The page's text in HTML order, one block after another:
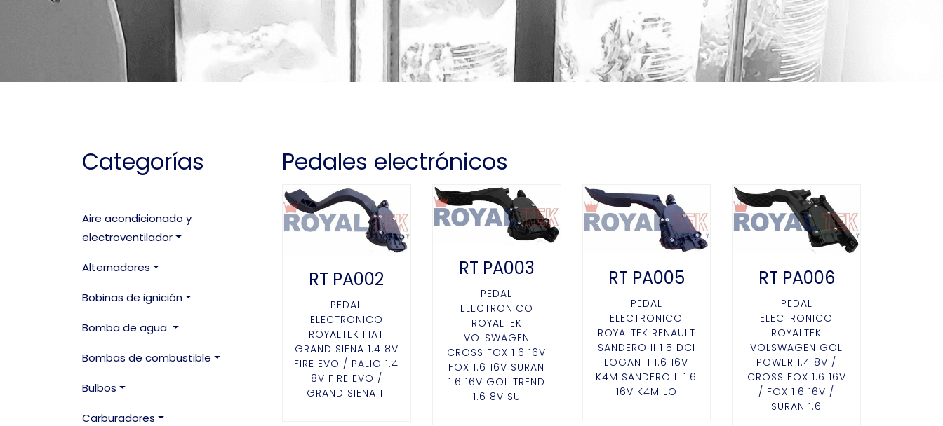
Categorías
Aire acondicionado y
electroventilador
Alternadores
Bobinas de ignición
Bomba de agua
Bombas de combustible
Bulbos
Carburadores
Pedales electrónicos
RT PA002
PEDAL
ELECTRONICO
ROYALTEK FIAT
GRAND SIENA 1.4 8V
FIRE EVO / PALIO 1.4
8V FIRE EVO /
GRAND SIENA 1.
RT PA003
PEDAL
ELECTRONICO
ROYALTEK
VOLSWAGEN
CROSS FOX 1.6 16V
FOX 1.6 16V SURAN
1.6 16V GOL TREND
1.6 8V SU
RT PA005
PEDAL
ELECTRONICO
ROYALTEK RENAULT
SANDERO II 1.5 DCI
LOGAN II 1.6 16V
K4M SANDERO II 1.6
16V K4M LO
RT PA006
PEDAL
ELECTRONICO
ROYALTEK
VOLSWAGEN GOL
POWER 1.4 8V /
CROSS FOX 1.6 16V
/ FOX 1.6 16V /
SURAN 1.6